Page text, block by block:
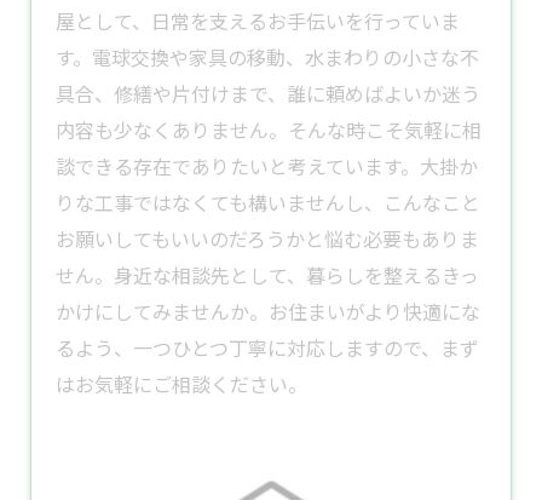
屋として、日常を支えるお手伝いを行っていま
す。電球交換や家具の移動、水まわりの小さな不
具合、修繕や片付けまで、誰に頼めばよいか迷う
内容も少なくありません。そんな時こそ気軽に相
談できる存在でありたいと考えています。大掛か
りな工事ではなくても構いませんし、こんなこと
お願いしてもいいのだろうかと悩む必要もありま
せん。身近な相談先として、暮らしを整えるきっ
かけにしてみませんか。お住まいがより快適にな
るよう、一つひとつ丁寧に対応しますので、まず
はお気軽にご相談ください。